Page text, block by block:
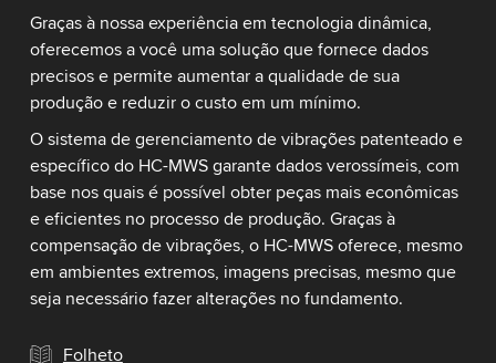
Graças à nossa experiência em tecnologia dinâmica,
oferecemos a você uma solução que fornece dados
precisos e permite aumentar a qualidade de sua
produção e reduzir o custo em um mínimo.
O sistema de gerenciamento de vibrações patenteado e
específico do HC-MWS garante dados verossímeis, com
base nos quais é possível obter peças mais econômicas
e eficientes no processo de produção. Graças à
compensação de vibrações, o HC-MWS oferece, mesmo
em ambientes extremos, imagens precisas, mesmo que
seja necessário fazer alterações no fundamento.
Folheto